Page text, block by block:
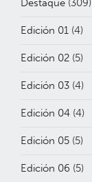
Destaque (309)
Edición 01 (4)
Edición 02 (5)
Edición 03 (4)
Edición 04 (4)
Edición 05 (5)
Edición 06 (5)